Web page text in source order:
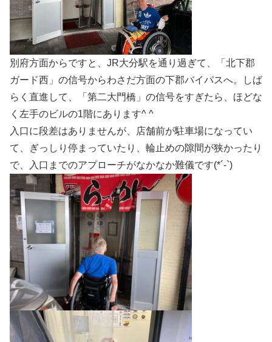
別府方面からですと、JR大分駅を通り過ぎて、「北下郡
ガード西」の信号からわさだ方面の下郡バイパスへ。しば
らく直進して、「第二大門橋」の信号をすぎたら、ほどな
く左手のビルの1階にあります^ ^
入口に段差はありませんが、店舗前が駐車場になってい
て、ぎっしり停まっていたり、輪止めの隙間が狭かったり
で、入口までのアプローチがなかなか難儀です(*´-`)